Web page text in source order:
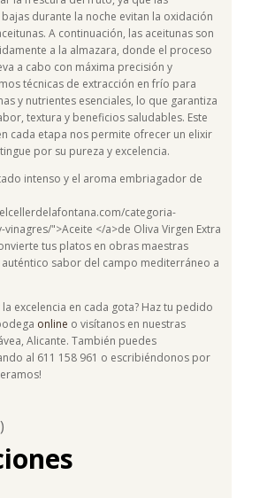
durante la noche evitan la oxidación
A continuación, las aceitunas son
a la almazara, donde el proceso
a cabo con máxima precisión y
técnicas de extracción en frío para
y nutrientes esenciales, lo que garantiza
textura y beneficios saludables. Este
cada etapa nos permite ofrecer un elixir
por su pureza y excelencia.
intenso y el aroma embriagador de
categoria-
">Aceite </a>de Oliva Virgen Extra
tus platos en obras maestras
auténtico sabor del campo mediterráneo a
excelencia en cada gota? Haz tu pedido
online o visítanos en nuestras
Alicante. También puedes
al 611 158 961 o escribiéndonos por